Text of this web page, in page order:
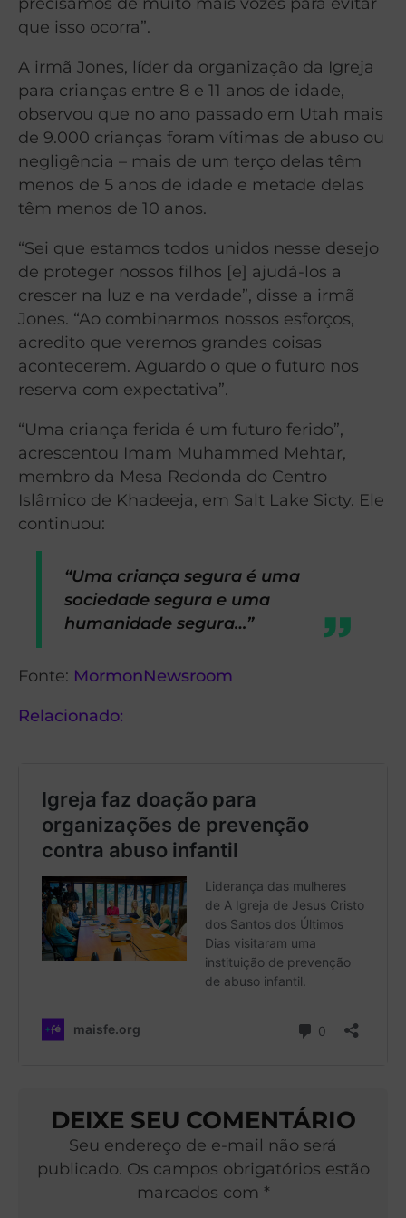
que isso ocorra”.
A irmã Jones, líder da organização da Igreja
para crianças entre 8 e 11 anos de idade,
observou que no ano passado em Utah mais
de 9.000 crianças foram vítimas de abuso ou
negligência – mais de um terço delas têm
menos de 5 anos de idade e metade delas
têm menos de 10 anos.
“Sei que estamos todos unidos nesse desejo
de proteger nossos filhos [e] ajudá-los a
crescer na luz e na verdade”, disse a irmã
Jones. “Ao combinarmos nossos esforços,
acredito que veremos grandes coisas
acontecerem. Aguardo o que o futuro nos
reserva com expectativa”.
“Uma criança ferida é um futuro ferido”,
acrescentou Imam Muhammed Mehtar,
membro da Mesa Redonda do Centro
Islâmico de Khadeeja, em Salt Lake Sicty. Ele
continuou:
“Uma criança segura é uma
sociedade segura e uma
humanidade segura…”
Fonte: MormonNewsroom
Relacionado:
DEIXE SEU COMENTÁRIO
Seu endereço de e-mail não será
publicado. Os campos obrigatórios estão
marcados com *